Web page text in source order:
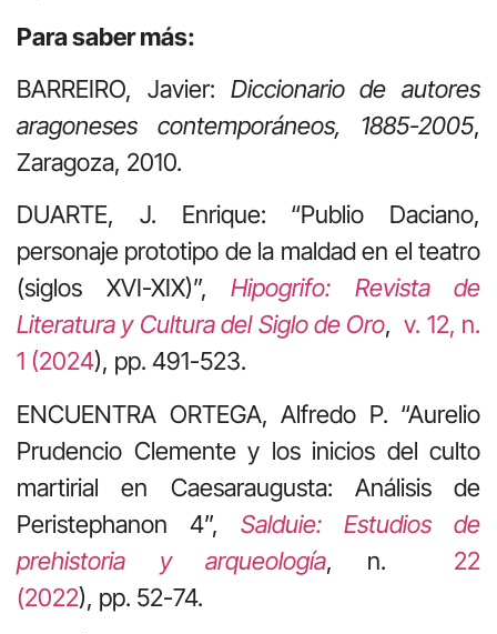
Para saber más:
BARREIRO, Javier: Diccionario de autores
aragoneses contemporáneos, 1885-2005,
Zaragoza, 2010.
DUARTE, J. Enrique: “Publio Daciano,
personaje prototipo de la maldad en el teatro
(siglos XVI-XIX)”, Hipogrifo: Revista de
Literatura y Cultura del Siglo de Oro,v. 12, n.
1 (2024), pp. 491-523.
ENCUENTRA ORTEGA, Alfredo P. “Aurelio
Prudencio Clemente y los inicios del culto
martirial en Caesaraugusta: Análisis de
Peristephanon 4”, Salduie: Estudios de
prehistoria y arqueología, n.
22
(2022), pp. 52-74.